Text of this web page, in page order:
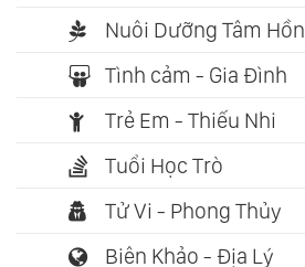
Nuôi Dưỡng Tâm Hồn
Tình cảm - Gia Đình
Trẻ Em - Thiếu Nhi
Tuổi Học Trò
Tử Vi - Phong Thủy
Biên Khảo - Địa Lý